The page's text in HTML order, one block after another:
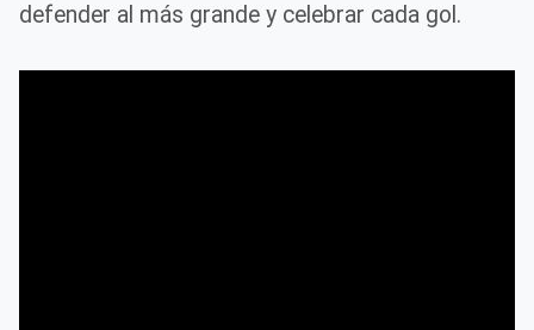
defender al más grande y celebrar cada gol.